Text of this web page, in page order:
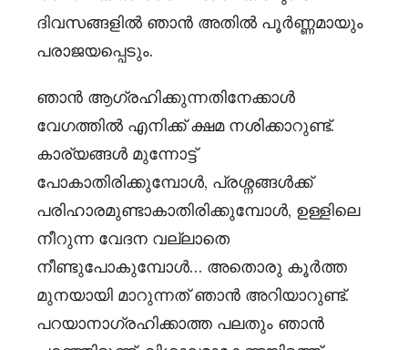
ദിവസങ്ങളിൽ ഞാൻ അതിൽ പൂർണ്ണമായും
പരാജയപ്പെടും.
ഞാൻ ആഗ്രഹിക്കുന്നതിനേക്കാൾ
വേഗത്തിൽ എനിക്ക് ക്ഷമ നശിക്കാറുണ്ട്.
കാര്യങ്ങൾ മുന്നോട്ട്
പോകാതിരിക്കുമ്പോൾ, പ്രശ്നങ്ങൾക്ക്
പരിഹാരമുണ്ടാകാതിരിക്കുമ്പോൾ, ഉള്ളിലെ
നീറുന്ന വേദന വല്ലാതെ
നീണ്ടുപോകുമ്പോൾ… അതൊരു കൂർത്ത
മുനയായി മാറുന്നത് ഞാൻ അറിയാറുണ്ട്.
പറയാനാഗ്രഹിക്കാത്ത പലതും ഞാൻ